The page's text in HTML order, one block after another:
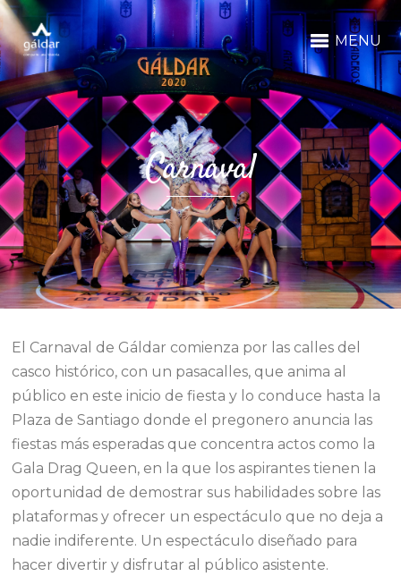
MENU
Carnaval
El Carnaval de Gáldar comienza por las calles del
casco histórico, con un pasacalles, que anima al
público en este inicio de fiesta y lo conduce hasta la
Plaza de Santiago donde el pregonero anuncia las
fiestas más esperadas que concentra actos como la
Gala Drag Queen, en la que los aspirantes tienen la
oportunidad de demostrar sus habilidades sobre las
plataformas y ofrecer un espectáculo que no deja a
nadie indiferente. Un espectáculo diseñado para
hacer divertir y disfrutar al público asistente.